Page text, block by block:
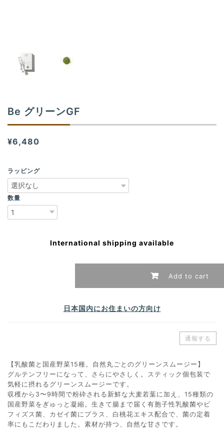
Be グリーンGF
¥6,480
ラッピング
数量
International shipping available
Add to cart
日本国内にお住まいの方向け
通報する
【乳酸菌と国産野菜15種。自然丸ごとのグリーンスムージー】
グルテンフリーになって、さらにやさしく。スティック個包装で
気軽に摂れるグリーンスムージーです。
収穫から3〜9時間で粉砕される新鮮な大麦若葉に加え、15種類の
国産野菜をぎゅっと凝縮。生きて腸まで届く有胞子性乳酸菌やビ
フィズス菌、カゼイ菌にプラス、白桃花エキス配合で、菌の定着
率にもこだわりました。素材が持つ、自然な甘さです。